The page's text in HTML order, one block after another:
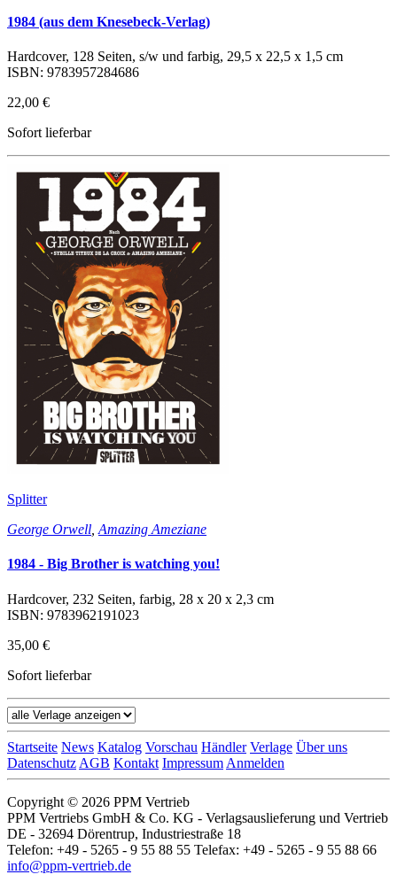
1984 (aus dem Knesebeck-Verlag)
Hardcover, 128 Seiten, s/w und farbig, 29,5 x 22,5 x 1,5 cm
ISBN: 9783957284686
22,00 €
Sofort lieferbar
Splitter
George Orwell Amazing Ameziane
1984 - Big Brother is watching you!
Hardcover, 232 Seiten, farbig, 28 x 20 x 2,3 cm
ISBN: 9783962191023
35,00 €
Sofort lieferbar
Startseite News Katalog Vorschau Händler Verlage Über uns
Datenschutz AGB Kontakt Impressum Anmelden
Copyright © 2026 PPM Vertrieb
PPM Vertriebs GmbH & Co. KG - Verlagsauslieferung und Vertrieb
DE - 32694 Dörentrup, Industriestraße 18
Telefon: +49 - 5265 - 9 55 88 55 Telefax: +49 - 5265 - 9 55 88 66
info@ppm-vertrieb.de